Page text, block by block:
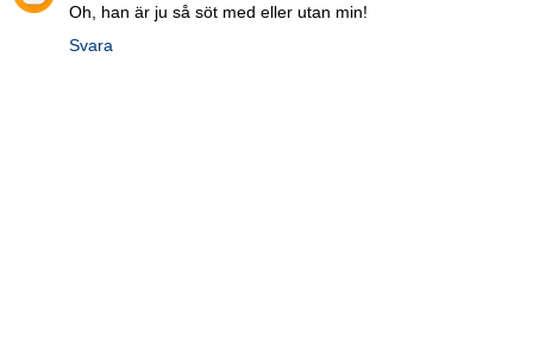
Oh, han är ju så söt med eller utan min!
Svara